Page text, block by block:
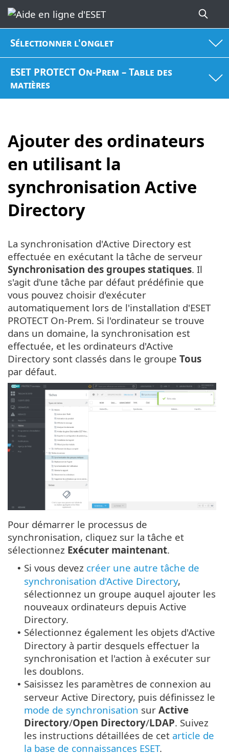
Sélectionner l'onglet
ESET PROTECT On-Prem – Table des
matières
Ajouter des ordinateurs
en utilisant la
synchronisation Active
Directory
La synchronisation d'Active Directory est
effectuée en exécutant la tâche de serveur
Synchronisation des groupes statiques. Il
s'agit d'une tâche par défaut prédéfinie que
vous pouvez choisir d'exécuter
automatiquement lors de l'installation d'ESET
PROTECT On-Prem. Si l'ordinateur se trouve
dans un domaine, la synchronisation est
effectuée, et les ordinateurs d'Active
Directory sont classés dans le groupe Tous
par défaut.
Pour démarrer le processus de
synchronisation, cliquez sur la tâche et
sélectionnez Exécuter maintenant.
• Si vous devez créer une autre tâche de
synchronisation d'Active Directory,
sélectionnez un groupe auquel ajouter les
nouveaux ordinateurs depuis Active
Directory.
• Sélectionnez également les objets d'Active
Directory à partir desquels effectuer la
synchronisation et l'action à exécuter sur
les doublons.
• Saisissez les paramètres de connexion au
serveur Active Directory, puis définissez le
mode de synchronisation sur Active
Directory/Open Directory/LDAP. Suivez
les instructions détaillées de cet article de
la base de connaissances ESET.